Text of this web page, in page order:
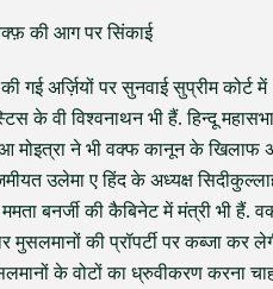
की आग पर सिंकाई
अर्ज़ियों पर सुनवाई सुप्रीम कोर्ट
के वी विश्वनाथन भी हैं. हिन्दू
मोइत्रा ने भी वक्फ कानून के
उलेमा ए हिंद के अध्यक्ष
बनर्जी की कैबिनेट में मंत्री भी
की प्रॉपर्टी पर कब्जा कर
के वोटों का ध्रुवीकरण करना